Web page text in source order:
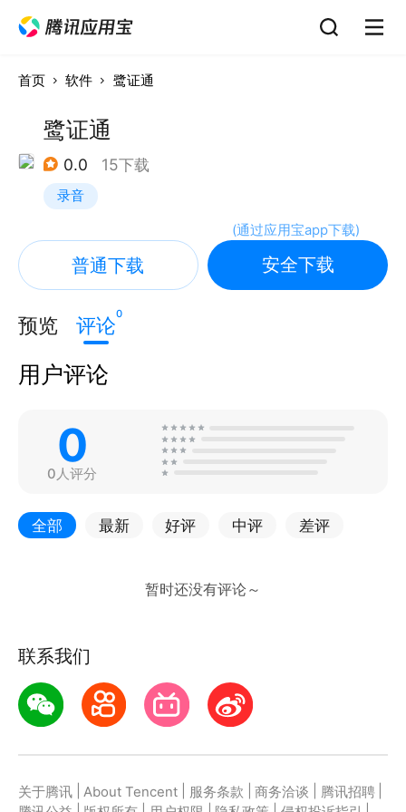
首页 软件 鹭证通
鹭证通
0.0 15下载
录音
(通过应用宝app下载)
普通下载 安全下载
预览 评论0
用户评论
0
0人评分
全部 最新 好评 中评 差评
联系我们
关于腾讯 About Tencent 服务条款 商务洽谈 腾讯招聘